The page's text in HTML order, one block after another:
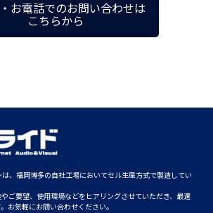
お電話でのお問い合わせは
こちらから
、福岡博多の自社工場においてセル生産方式で製造してい
ご要望、使用環境などをヒアリングさせていただき、最適
お気軽にお問い合わせください。